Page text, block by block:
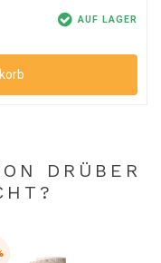
AUF LAGER
DRÜBER